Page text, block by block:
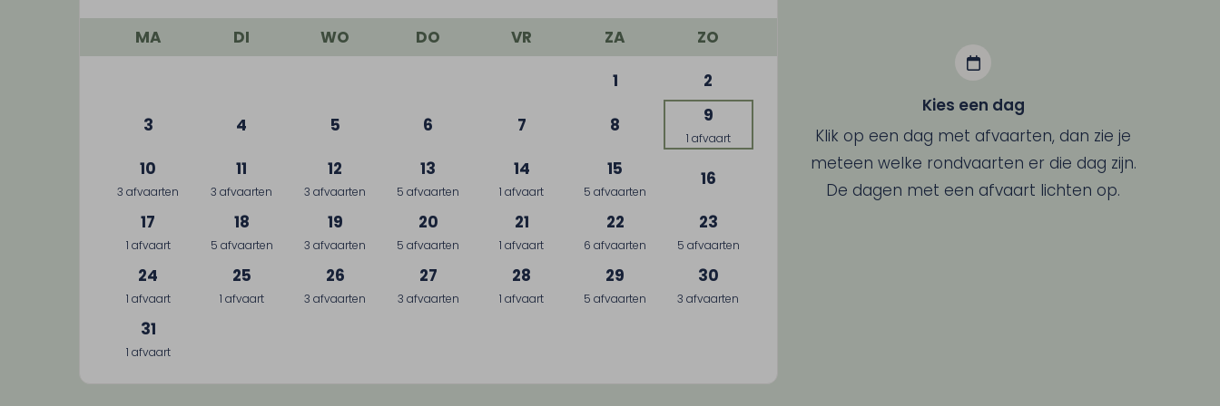
MA DI WO DO VR ZA
ZO
1
2
3 4 5 6 7 8 9
1 afvaart
10
3 afvaarten
11
3 afvaarten
12
3 afvaarten
13
5 afvaarten
14
1 afvaart
15
5 afvaarten
16
17
1 afvaart
18
5 afvaarten
19
3 afvaarten
20
5 afvaarten
21
1 afvaart
22
6 afvaarten
23
5 afvaarten
24
1 afvaart
25
1 afvaart
26
3 afvaarten
27
3 afvaarten
28
1 afvaart
29
5 afvaarten
30
3 afvaarten
31
1 afvaart
Kies een dag
Klik op een dag met afvaarten, dan zie je
meteen welke rondvaarten er die dag zijn.
De dagen met een afvaart lichten op.